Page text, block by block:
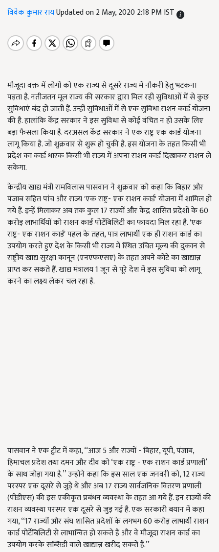
विवेक कुमार रायUpdated on 2 May, 2020 2:18 PM IST
मौजूदा वक्त में लोगों को एक राज्य से दूसरे राज्य में नौकरी हेतु भटकना
पड़ता है. नतीजतन मूल राज्य की सरकार द्वारा मिल रही सुविधाओं में से कुछ
सुविधाएं बंद हो जाती हैं. उन्हीं सुविधाओं में से एक सुविधा राशन कार्ड योजना
की है. हालांकि केंद्र सरकार ने इस सुविधा से कोई वंचित न हो उसके लिए
बड़ा फैसला किया है. दरअसल केंद्र सरकार ने एक राष्ट्र एक कार्ड योजना
लागू किया है. जो शुक्रवार से शुरू हो चुकी है. इस योजना के तहत किसी भी
प्रदेश का कार्ड धारक किसी भी राज्य में अपना राशन कार्ड दिखाकर राशन ले
सकेगा.
केन्द्रीय खाद्य मंत्री रामविलास पासवान ने शुक्रवार को कहा कि बिहार और
पंजाब सहित पांच और राज्य 'एक राष्ट्र- एक राशन कार्ड' योजना में शामिल हो
गये हैं. इन्हें मिलाकर अब तक कुल 17 राज्यों और केंद्र शासित प्रदेशों के 60
करोड़ लाभार्थियों को राशन कार्ड पोर्टेबिलिटी का फायदा मिल रहा है. 'एक
राष्ट्र- एक राशन कार्ड' पहल के तहत, पात्र लाभार्थी एक ही राशन कार्ड का
उपयोग करते हुए देश के किसी भी राज्य में स्थित उचित मूल्य की दुकान से
राष्ट्रीय खाद्य सुरक्षा कानून (एनएफएसए) के तहत अपने कोटे का खाद्यान्न
प्राप्त कर सकते हैं. खाद्य मंत्रालय 1 जून से पूरे देश में इस सुविधा को लागू
करने का लक्ष्य लेकर चल रहा है.
पासवान ने एक ट्वीट में कहा, ‘‘आज 5 और राज्यों - बिहार, यूपी, पंजाब,
हिमाचल प्रदेश तथा दमन और दीव को ‘एक राष्ट्र - एक राशन कार्ड प्रणाली’
के साथ जोड़ा गया है.’’ उन्होंने कहा कि इस साल एक जनवरी को, 12 राज्य
परस्पर एक दूसरे से जुड़े थे और अब 17 राज्य सार्वजनिक वितरण प्रणाली
(पीडीएस) की इस एकीकृत प्रबंधन व्यवस्था के तहत आ गये हैं. इन राज्यों की
राशन व्यवस्था परस्पर एक दूसरे से जुड़ गई है. एक सरकारी बयान में कहा
गया, ‘‘17 राज्यों और संघ शासित प्रदेशों के लगभग 60 करोड़ लाभार्थी राशन
कार्ड पोर्टेबिलिटी से लाभान्वित हो सकते हैं और वे मौजूदा राशन कार्ड का
उपयोग करके सब्सिडी वाले खाद्यान्न खरीद सकते हैं.’’